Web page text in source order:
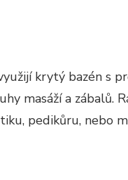
krytý bazén s
masáží a zábalů.
pedikůru, nebo